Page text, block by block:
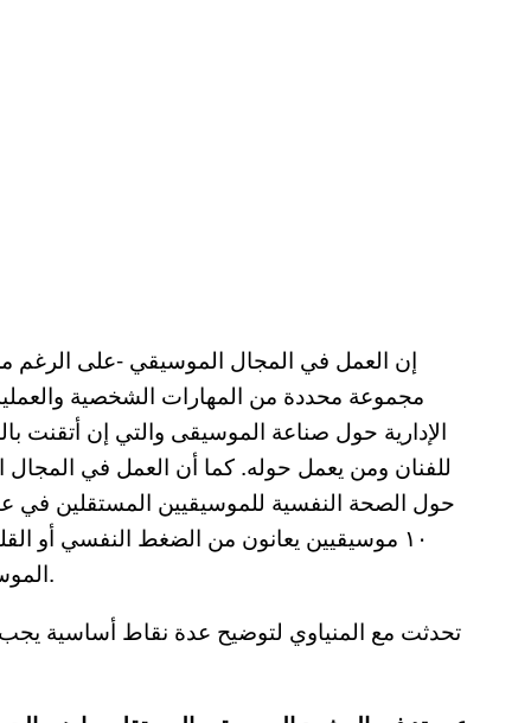
إن العمل في المجال الموسيقي -على الرغم
مجموعة محددة من المهارات الشخصية
الإدارية حول صناعة الموسيقى والتي إن
للفنان ومن يعمل حوله. كما أن العمل في
١٠ موسيقيين يعانون من الضغط النفسي أو
الموسيقيون سلوكًا هدام للتعامل مع قضايا الصحة النفسية.
تحدثت مع المنياوي لتوضيح عدة نقاط أساسية يجب